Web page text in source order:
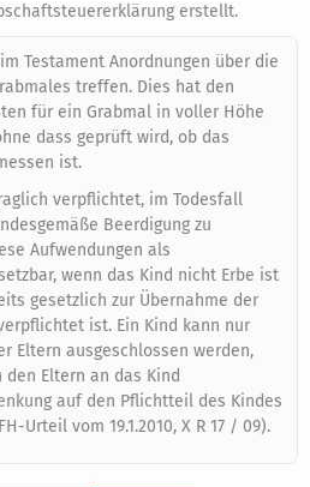
erstellt.
Testament Anordnungen über die
treffen. Dies hat den
für ein Grabmal in voller Höhe
dass geprüft wird, ob das
ist.
verpflichtet, im Todesfall
Beerdigung zu
Aufwendungen als
wenn das Kind nicht Erbe ist
gesetzlich zur Übernahme der
ist. Ein Kind kann nur
Eltern ausgeschlossen werden,
Eltern an das Kind
auf den Pflichtteil des Kindes
Urteil vom 19.1.2010, X R 17 / 09).